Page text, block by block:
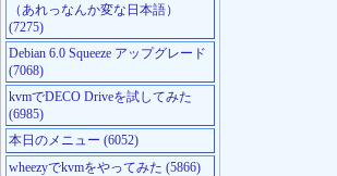
（あれっなんか変な日本語）
(7275)
Debian 6.0 Squeeze アップグレード
(7068)
kvmでDECO Driveを試してみた
(6985)
本日のメニュー (6052)
wheezyでkvmをやってみた (5866)